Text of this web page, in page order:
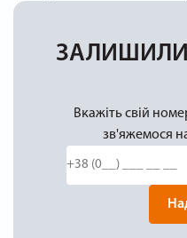
Вкажіть свій
зв'яжемося